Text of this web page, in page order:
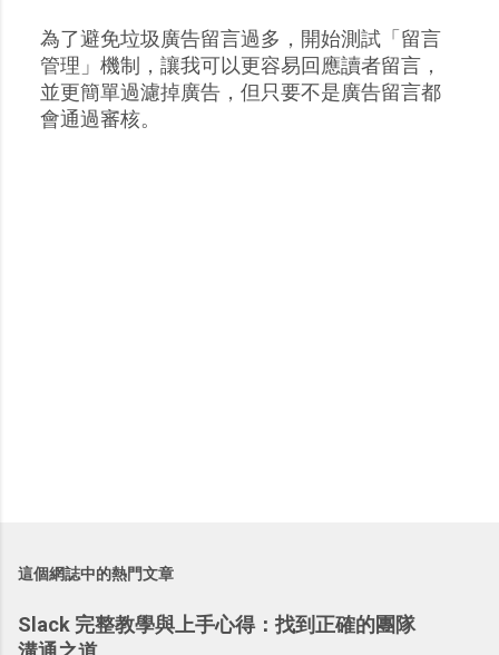
張
貼
留
為了避免垃圾廣告留言過多，開始測試「留言
管理」機制，讓我可以更容易回應讀者留言，
並更簡單過濾掉廣告，但只要不是廣告留言都
會通過審核。
這個網誌中的熱門文章
Slack 完整教學與上手心得：找到正確的團隊